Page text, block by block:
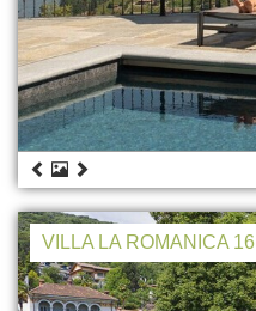
VILLA LA ROMANICA 16